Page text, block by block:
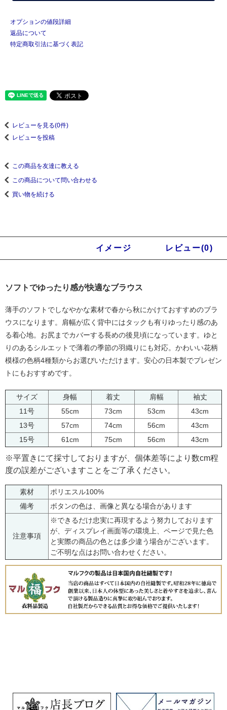
オプションの値段詳細
返品について
特定商取引法に基づく表記
レビューを見る(0件)
レビューを投稿
この商品を友達に教える
この商品について問い合わせる
買い物を続ける
イメージ レビュー(0)
ソフトでゆったり感が快適なブラウス
薄手のソフトでしなやかな素材で春から秋にかけておすすめのブラ
ウスになります。肩幅が広く背中にはタックも有りゆったり感のあ
る着心地。お尻までカバーする長めの後見頃になっています。ゆと
りのあるシルエットで薄着の季節の羽織りにも対応。かわいい花柄
模様の色柄4種類からお選びいただけます。安心の日本製でプレゼン
トにもおすすめです。
サイズ 身幅 着丈 肩幅
袖丈
11号
55cm 73cm 53cm
43cm
13号
57cm 74cm 56cm
43cm
15号
61cm 75cm 56cm 43cm
※平置きにて採寸しておりますが、個体差等により数cm程
度の誤差がございますことをご了承ください。
素材
ポリエスル100%
備考
ボタンの色は、画像と異なる場合があります
注意事項
※できるだけ忠実に再現するよう努力しております
が、ディスプレイ画面等の環境上、ページで見た色
と実際の商品の色とは多少違う場合がございます。
ご不明な点はお問い合わせください。